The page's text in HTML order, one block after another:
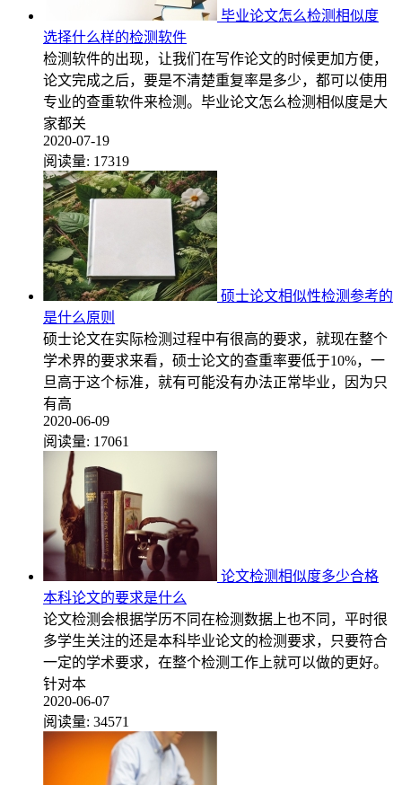
毕业论文怎么检测相似度
选择什么样的检测软件
检测软件的出现，让我们在写作论文的时候更加方便，
论文完成之后，要是不清楚重复率是多少，都可以使用
专业的查重软件来检测。毕业论文怎么检测相似度是大
家都关
2020-07-19
阅读量: 17319
硕士论文相似性检测参考的
是什么原则
硕士论文在实际检测过程中有很高的要求，就现在整个
学术界的要求来看，硕士论文的查重率要低于10%，一
旦高于这个标准，就有可能没有办法正常毕业，因为只
有高
2020-06-09
阅读量: 17061
论文检测相似度多少合格
本科论文的要求是什么
论文检测会根据学历不同在检测数据上也不同，平时很
多学生关注的还是本科毕业论文的检测要求，只要符合
一定的学术要求，在整个检测工作上就可以做的更好。
针对本
2020-06-07
阅读量: 34571